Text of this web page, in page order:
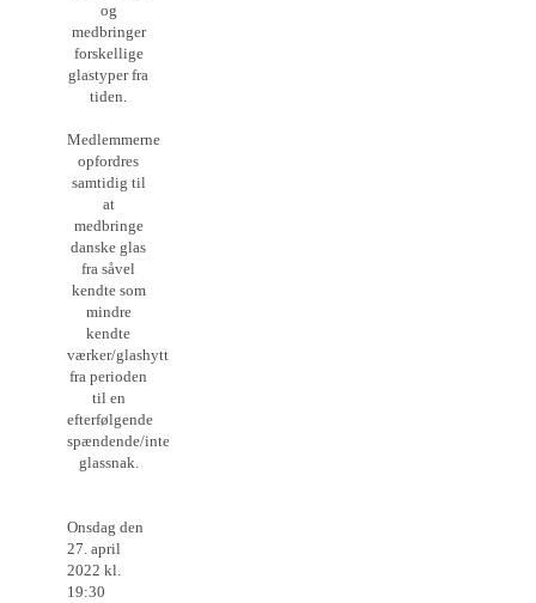
og
medbringer
forskellige
glastyper fra
tiden.
Medlemmerne
opfordres
samtidig til
at
medbringe
danske glas
fra såvel
kendte som
mindre
kendte
værker/glashytter
fra perioden
til en
efterfølgende
spændende/interessant
glassnak.
Onsdag den
27. april
2022 kl.
19:30